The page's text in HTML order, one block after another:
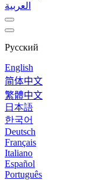
العربية
Русский
English
简体中文
繁體中文
日本語
한국어
Deutsch
Français
Italiano
Español
Português